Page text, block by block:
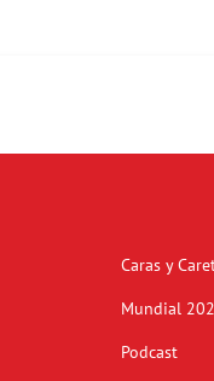
Caras y
Mundial
Podcast